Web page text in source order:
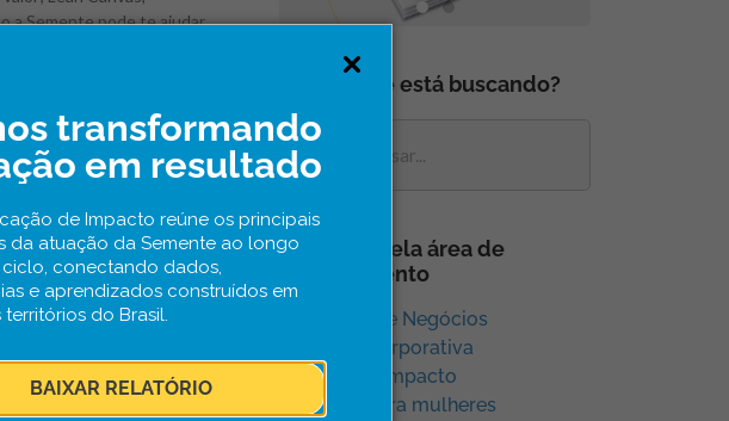
transformando
em resultado
de Impacto reúne os principais
da atuação da Semente ao longo
conectando dados,
e aprendizados construídos em
territórios do Brasil.
BAIXAR RELATÓRIO
a Semente pode te ajudar.
da economia
feminino,
desafios!
O que você está buscando?
Navegue pela área de
conhecimento
Aceleração e Negócios
Inovação Corporativa
Inovação e Impacto
Inovação para mulheres